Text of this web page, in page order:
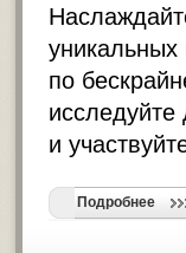
по
и
Подробнее